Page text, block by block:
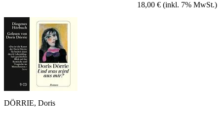
18,00 € (inkl. 7% MwSt.)
DÖRRIE, Doris